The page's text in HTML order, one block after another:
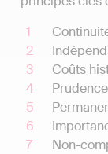
Coûts
Prudence
Non-